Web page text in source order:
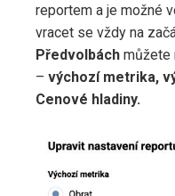
reportem a je možné
vracet se vždy na
Předvolbách můžete
– výchozí metrika,
Cenové hladiny.